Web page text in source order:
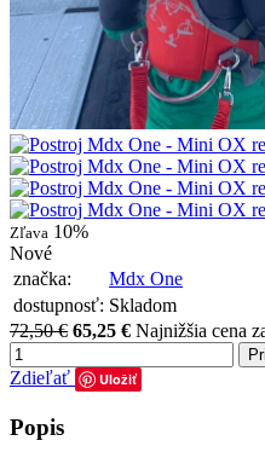
Zľava 10%
Nové
značka:
Mdx One
dostupnosť: Skladom
72,50 € 65,25 € Najnižšia cena
Zdieľať Uložiť
Popis